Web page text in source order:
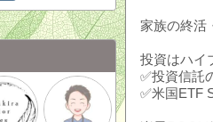
家族の終活
投資はハイ
✅投資信託
✅米国ETF